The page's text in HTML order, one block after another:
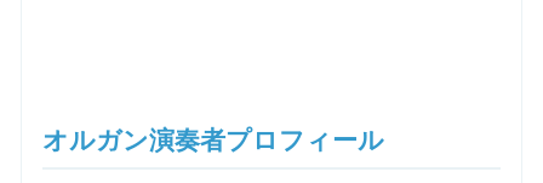
オルガン演奏者プロフィール